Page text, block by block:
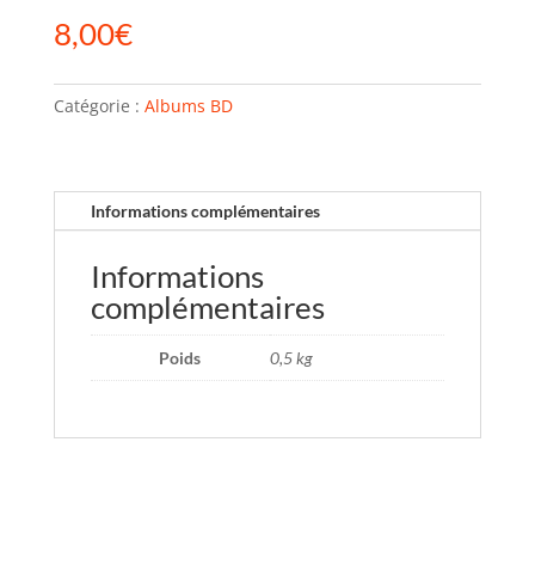
8,00€
Catégorie : Albums BD
Informations complémentaires
Informations
complémentaires
Poids 0,5 kg